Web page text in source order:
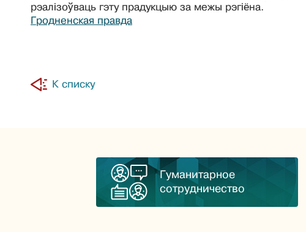
рэалізоўваць гэту прадукцыю за межы рэгіёна.
Гродненская правда
К списку
Гуманитарное
сотрудничество